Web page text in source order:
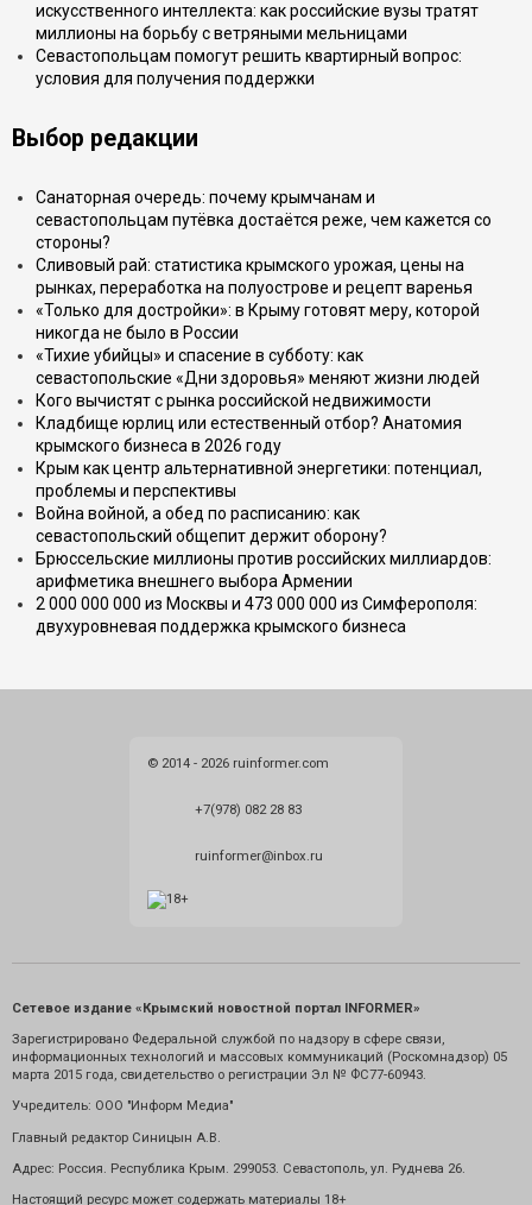
искусственного интеллекта: как российские вузы тратят
миллионы на борьбу с ветряными мельницами
Севастопольцам помогут решить квартирный вопрос:
условия для получения поддержки
Выбор редакции
Санаторная очередь: почему крымчанам и
севастопольцам путёвка достаётся реже, чем кажется со
стороны?
Сливовый рай: статистика крымского урожая, цены на
рынках, переработка на полуострове и рецепт варенья
«Только для достройки»: в Крыму готовят меру, которой
никогда не было в России
«Тихие убийцы» и спасение в субботу: как
севастопольские «Дни здоровья» меняют жизни людей
Кого вычистят с рынка российской недвижимости
Кладбище юрлиц или естественный отбор? Анатомия
крымского бизнеса в 2026 году
Крым как центр альтернативной энергетики: потенциал,
проблемы и перспективы
Война войной, а обед по расписанию: как
севастопольский общепит держит оборону?
Брюссельские миллионы против российских миллиардов:
арифметика внешнего выбора Армении
2 000 000 000 из Москвы и 473 000 000 из Симферополя:
двухуровневая поддержка крымского бизнеса
© 2014 - 2026 ruinformer.com
+7(978) 082 28 83
ruinformer@inbox.ru
Сетевое издание «Крымский новостной портал INFORMER»
Зарегистрировано Федеральной службой по надзору в сфере связи,
информационных технологий и массовых коммуникаций (Роскомнадзор) 05
марта 2015 года, свидетельство о регистрации Эл № ФС77-60943.
Учредитель: ООО "Информ Медиа"
Главный редактор Синицын А.В.
Адрес: Россия. Республика Крым. 299053. Севастополь, ул. Руднева 26.
Настоящий ресурс может содержать материалы 18+